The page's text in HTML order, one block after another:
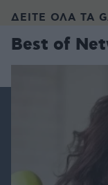
ΔΕΙΤΕ ΟΛΑ ΤΑ
Best of